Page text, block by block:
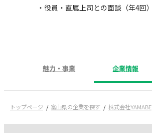
・役員・直属上司との面談（年4回）
魅力・事業 企業情報
トップページ 富山県の企業を探す 株式会社YAMABE